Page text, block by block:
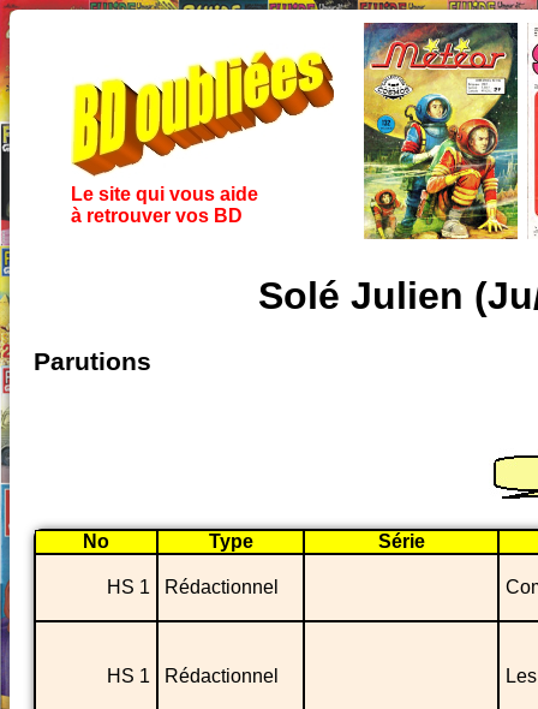
Le site qui vous aide
à retrouver vos BD
Solé Julien
Parutions
No Type Série
HS 1 Rédactionnel
HS 1 Rédactionnel